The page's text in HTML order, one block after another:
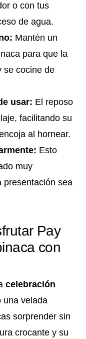
o con tus
de agua.
Mantén un
para que la
se cocine de
usar: El reposo
facilitando su
al hornear.
Esto
muy
presentación sea
Pay
con
celebración
una velada
sorprender sin
crocante y su